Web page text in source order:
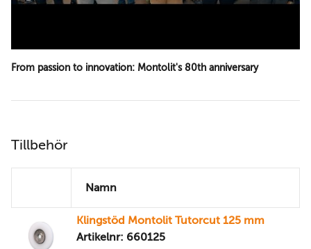
From passion to innovation: Montolit's 80th anniversary
Tillbehör
Namn
Klingstöd Montolit Tutorcut 125 mm
Artikelnr: 660125